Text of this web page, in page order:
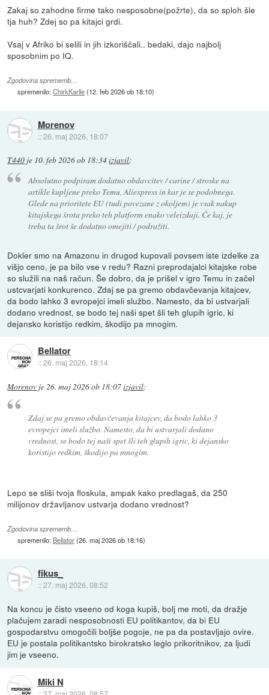
Zakaj so zahodne firme tako nesposobne(požrte), da so sploh šle
tja huh? Zdej so pa kitajci grdi.
Vsaj v Afriko bi selili in jih izkoriščali.. bedaki, dajo najbolj
sposobnim po IQ.
Zgodovina sprememb…
spremenilo:ChirkKarlle(12. feb 2026 ob 18:10)
Morenov
::26. maj 2026, 18:07
T440 je 10. feb 2026 ob 18:34izjavil:
Absolutno podpiram dodatno obdavcitev / carine / stroske na
artikle kupljene preko Temu, Aliexpress in kar je se podobnega.
Glede na prioritete EU (tudi povezane z okoljem) je vsak nakup
kitajskega šrota preko teh platform enako veleizdaji. Če kaj, je
treba ta šrot še dodatno omejiti / podražiti.
Dokler smo na Amazonu in drugod kupovali povsem iste izdelke za
višjo ceno, je pa bilo vse v redu? Razni preprodajalci kitajske robe
so služili na naš račun. Še dobro, da je prišel v igro Temu in začel
ustcvarjati konkurenco. Zdaj se pa gremo obdavčevanja kitajcev,
da bodo lahko 3 evropejci imeli službo. Namesto, da bi ustvarjali
dodano vrednost, se bodo tej naši spet šli teh glupih igric, ki
dejansko koristijo redkim, škodijo pa mnogim.
Bellator
::26. maj 2026, 18:14
Morenov je26. maj 2026 ob 18:07izjavil:
Zdaj se pa gremo obdavčevanja kitajcev, da bodo lahko 3
evropejci imeli službo. Namesto, da bi ustvarjali dodano
vrednost, se bodo tej naši spet šli teh glupih igric, ki dejansko
koristijo redkim, škodijo pa mnogim.
Lepo se sliši tvoja floskula, ampak kako predlagaš, da 250
milijonov državljanov ustvarja dodano vrednost?
Zgodovina sprememb…
spremenilo: Bellator(26. maj 2026 ob 18:16)
fikus_
::27. maj 2026, 08:52
Na koncu je čisto vseeno od koga kupiš, bolj me moti, da dražje
plačujem zaradi nesposobnosti EU politikantov, da bi EU
gospodarstvu omogočili boljše pogoje, ne pa da postavljajo ovire.
EU je postala politikantsko birokratsko leglo prikoritnikov, za ljudi
jim je vseeno.
Miki N